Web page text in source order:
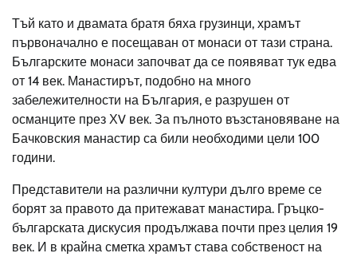
Тъй като и двамата братя бяха грузинци, храмът
първоначално е посещаван от монаси от тази страна.
Българските монаси започват да се появяват тук едва
от 14 век. Манастирът, подобно на много
забележителности на България, е разрушен от
османците през ХV век. За пълното възстановяване на
Бачковския манастир са били необходими цели 100
години.
Представители на различни култури дълго време се
борят за правото да притежават манастира. Гръцко-
българската дискусия продължава почти през целия 19
век. И в крайна сметка храмът става собственост на